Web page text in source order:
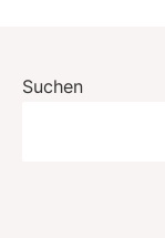
Suchen